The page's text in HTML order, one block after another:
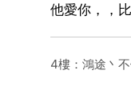
他愛你，，
4樓：鴻途丶